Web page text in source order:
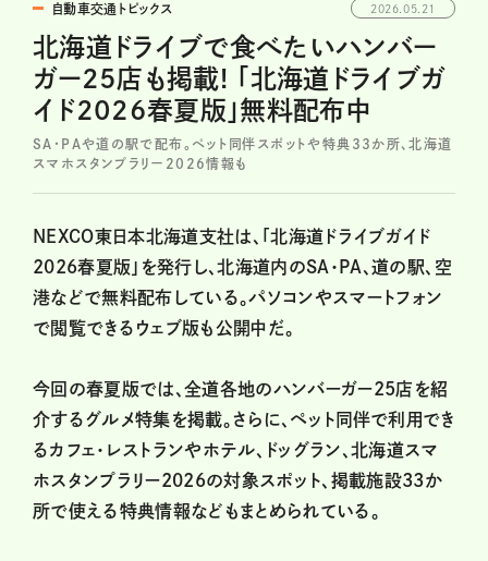
自動車交通トピックス 2026.05.21
北海道ドライブで食べたいハンバー
ガー25店も掲載! 「北海道ドライブガ
イド2026春夏版」無料配布中
SA・PAや道の駅で配布。ペット同伴スポットや特典33か所、北海道
スマホスタンプラリー2026情報も
NEXCO東日本北海道支社は、「北海道ドライブガイド
2026春夏版」を発行し、北海道内のSA・PA、道の駅、空
港などで無料配布している。パソコンやスマートフォン
で閲覧できるウェブ版も公開中だ。
今回の春夏版では、全道各地のハンバーガー25店を紹
介するグルメ特集を掲載。さらに、ペット同伴で利用でき
るカフェ・レストランやホテル、ドッグラン、北海道スマ
ホスタンプラリー2026の対象スポット、掲載施設33か
所で使える特典情報などもまとめられている。